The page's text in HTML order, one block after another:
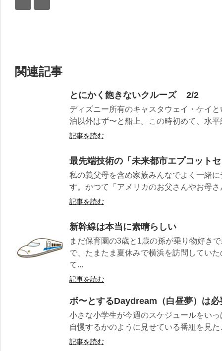
関連記事
とにかく飽きないクルーズ 2/2
ディズニー所有のキャスタウェイ・ケイ
泊以外はず〜と船上。この時初めて、水
記事を読む
最先端技術の「未来都市エプコッ
私の義父母を含め家族みんなでよく一緒
す。かつて「アメリカのお父さんやお母
記事を読む
新幹線は本当に素晴らしい
まだ保育園の3歳と1歳の孫が乗り物好き
で、たまたま夏休みで横浜を訪問してい
て...
記事を読む
ボ〜とするDaydream（白昼夢）は必
小さな小学生が今週のスケジュールをい
自慢するかのように見せている番組を見
記事を読む